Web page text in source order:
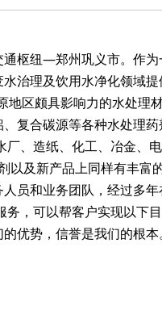
枢纽—郑州巩义市。作
治理及饮用水净化领域
区颇具影响力的水处理
复合碳源等各种水处理
、造纸、化工、冶金、
及新产品上同样有丰富的
和业务团队，经过多
，可以帮客户实现以下
优势，信誉是我们的根